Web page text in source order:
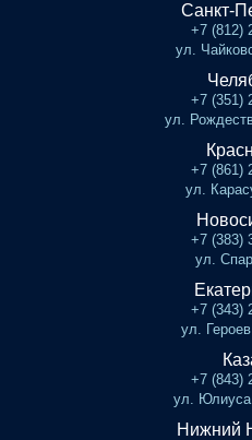
Санкт-
+7 (812)
ул.
+7 (351)
ул.
+7 (861)
ул.
+7 (383)
ул.
+7 (343)
ул.
+7 (843)
ул.
Нижний